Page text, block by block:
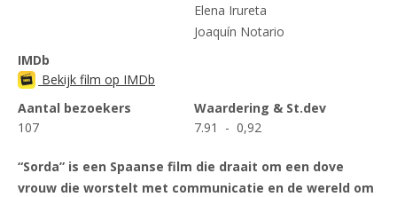
Elena Irureta
Joaquín Notario
IMDb
Bekijk film op IMDb
Aantal bezoekers
107
Waardering & St.dev
7.91 - 0,92
“Sorda” is een Spaanse film die draait om een dove
vrouw die worstelt met communicatie en de wereld om